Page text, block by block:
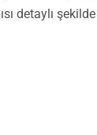
detaylı